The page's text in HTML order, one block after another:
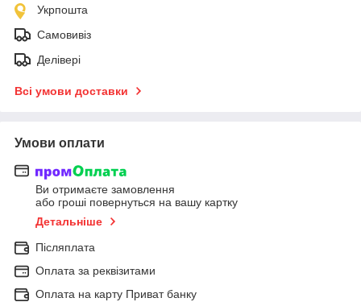
Укрпошта
Самовивіз
Делівері
Всі умови доставки
Умови оплати
Ви отримаєте замовлення
або гроші повернуться на вашу картку
Детальніше
Післяплата
Оплата за реквізитами
Оплата на карту Приват банку